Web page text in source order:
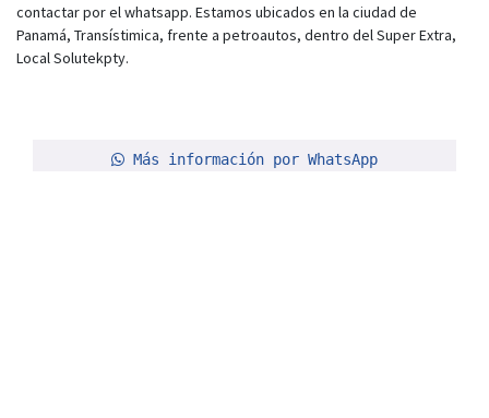
contactar por el whatsapp. Estamos ubicados en la ciudad de
Panamá, Transístimica, frente a petroautos, dentro del Super Extra,
Local Solutekpty.
Más información por WhatsApp